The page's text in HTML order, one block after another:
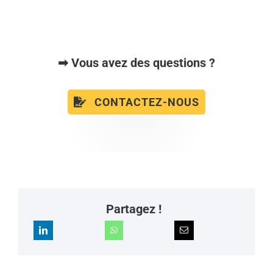
➡ Vous avez des questions ?
CONTACTEZ-NOUS
Partagez !